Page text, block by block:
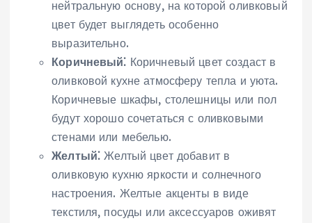
нейтральную основу, на которой оливковый
цвет будет выглядеть особенно
выразительно.
Коричневый⁚ Коричневый цвет создаст в
оливковой кухне атмосферу тепла и уюта.
Коричневые шкафы, столешницы или пол
будут хорошо сочетаться с оливковыми
стенами или мебелью.
Желтый⁚ Желтый цвет добавит в
оливковую кухню яркости и солнечного
настроения. Желтые акценты в виде
текстиля, посуды или аксессуаров оживят